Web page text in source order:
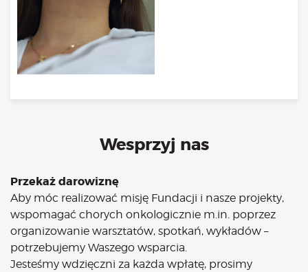
Wesprzyj nas
Przekaż darowiznę
Aby móc realizować misję Fundacji i nasze projekty,
wspomagać chorych onkologicznie m.in. poprzez
organizowanie warsztatów, spotkań, wykładów –
potrzebujemy Waszego wsparcia.
Jesteśmy wdzięczni za każda wpłatę, prosimy
Duch
Psychika
Uśmiechnij się!
Galeria
Kontakt